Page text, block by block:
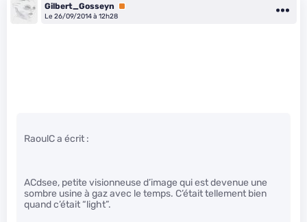
Gilbert_Gosseyn
Premium
Le 26/09/2014 à 12h28
RaoulC a écrit :
ACdsee, petite visionneuse d’image qui est devenue une
sombre usine à gaz avec le temps. C’était tellement bien
quand c’était “light”.